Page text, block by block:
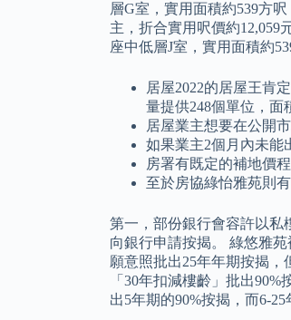
層G室，實用面積約539方
主，折合實用呎價約12,059
座中低層J室，實用面積約
居屋2022的居屋王肯
量提供248個單位，面
居屋業主想要在公開
如果業主2個月內未能
房署有既定的補地價
至於房協綠怡雅苑則
第一，部份銀行會容許以私
向銀行申請按揭。 綠悠雅
願意照批出25年年期按揭，
「30年扣減樓齡」批出
出5年期的90%按揭，而6-